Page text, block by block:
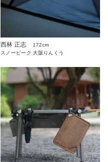
西林 正志
172cm
スノーピーク 大阪りんくう